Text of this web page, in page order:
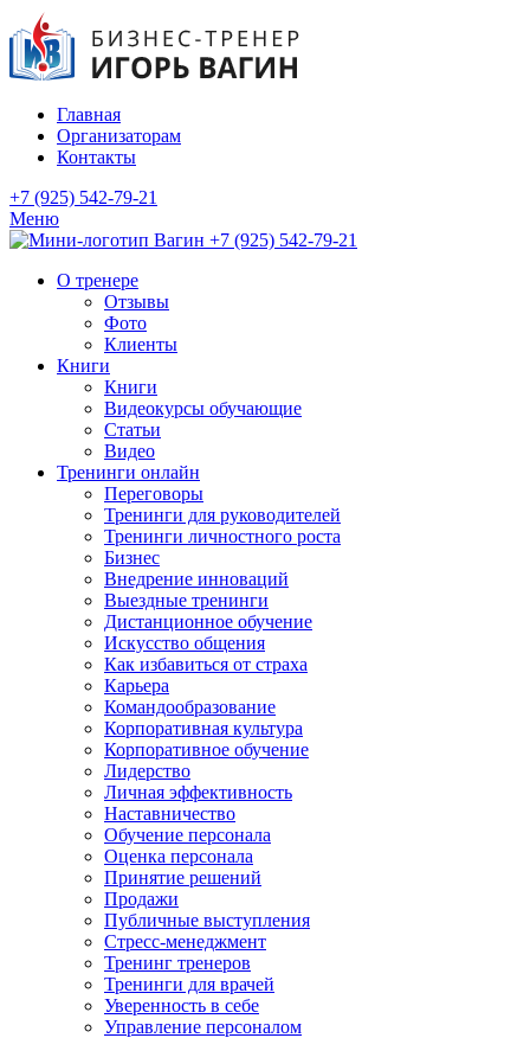
Главная
Организаторам
Контакты
+7 (925) 542-79-21
Меню
+7 (925) 542-79-21
О тренере
Отзывы
Фото
Клиенты
Книги
Книги
Видеокурсы обучающие
Статьи
Видео
Тренинги онлайн
Переговоры
Тренинги для руководителей
Тренинги личностного роста
Бизнес
Внедрение инноваций
Выездные тренинги
Дистанционное обучение
Искусство общения
Как избавиться от страха
Карьера
Командообразование
Корпоративная культура
Корпоративное обучение
Лидерство
Личная эффективность
Наставничество
Обучение персонала
Оценка персонала
Принятие решений
Продажи
Публичные выступления
Стресс-менеджмент
Тренинг тренеров
Тренинги для врачей
Уверенность в себе
Управление персоналом